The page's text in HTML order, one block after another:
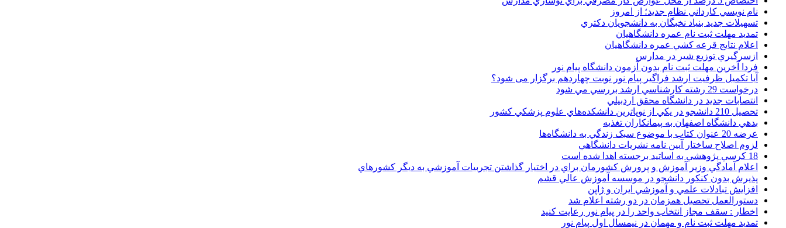
نام نويسي کارداني نظام جديد؛ از امروز
تسهيلات جديد بنياد نخبگان به دانشجويان دکتري
تمديد مهلت ثبت نام عمره دانشگاهيان
اعلام نتايج قرعه کشي عمره دانشگاهيان
ازسرگيري توزيع شير در مدارس
فردا آخرین مهلت ثبت نام بدون آزمون دانشگاه پیام نور
آیا تکمیل ظرفیت ارشد فراگیر پیام نور نوبت چهاردهم برگزار می شود؟
درخواست 29 رشته کارشناسي ارشد بررسي مي شود
انتصابات جديد در دانشگاه محقق اردبيلي
تحصيل 210 دانشجو در يکي از نوپاترين دانشکده‌هاي علوم پزشکي کشور
بدهي دانشگاه اصفهان به پيمانکاران تغذيه
عرضه 20 عنوان کتاب با موضوع سبک زندگي به دانشگاه‌ها
لزوم اصلاح ساختار آيين نامه نشريات دانشگاهي
18 کرسي پژوهشي به اساتيد برجسته اهدا شده است
اعلام آمادگي وزير آموزش و پرورش کشورمان براي در اختيار گذاشتن تجربيات آموزشي به ديگر کشورهاي
پذيرش بدون کنکور دانشجو در موسسه آموزش عالي قشم
افزايش تبادلات علمي و آموزشي ايران و ژاپن
دستورالعمل تحصیل همزمان در دو رشته اعلام شد
اخطار : سقف مجاز انتخاب واحد را در پیام نور رعایت کنید
تمدید مهلت ثبت نام و مهمان در نیمسال اول پیام نور